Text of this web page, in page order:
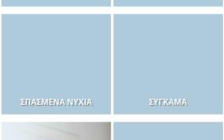
ΣΠΑΣΜΈΝΑ ΝΎΧΙΑ ΣΎΓΚΑΜΑ